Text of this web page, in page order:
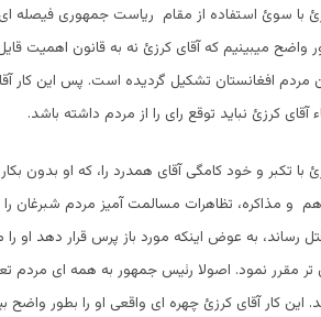
با سوئ استفاده از مقام ریاست جمهوری فیصله ای
واضح میبینیم که آقای کرزئ نه به قانون
مردم افغانستان تشکیل گردیده است. پس این کار
آقای کرزئ نباید توقع رای را از مردم داشته باشد.
با تکبر و خود کامگی آقای همدرد را، که او بدون
و مذاکره، تظاهرات مسالمت آمیز مردم شبرغان را
رساند، به عوض اینکه مورد باز پرس قرار دهد او
تر مقرر نمود. اصولا رئیس جمهور به همه ای مردم
این کار آقای کرزئ چهره ای واقعی او را بطور